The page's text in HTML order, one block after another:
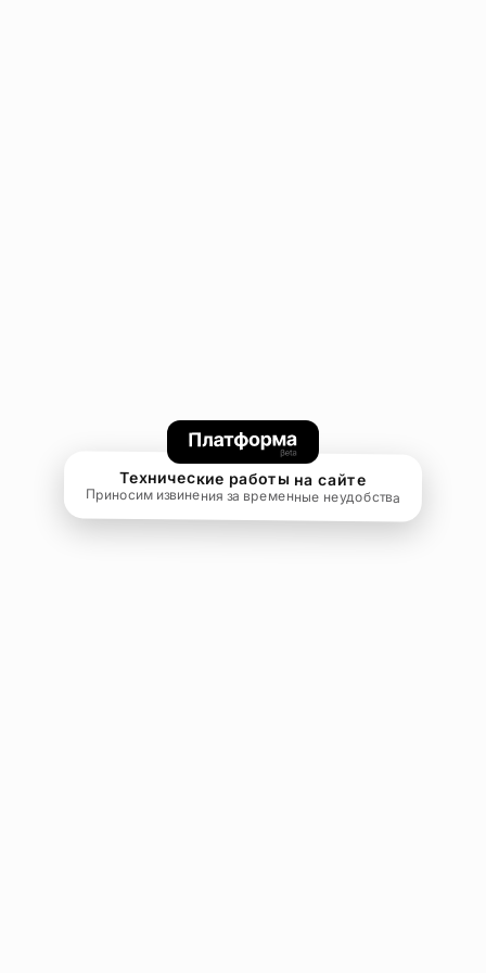
Технические работы на сайте
Приносим извинения за временные неудобства